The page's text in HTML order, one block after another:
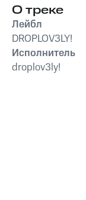
О треке
Лейбл
DROPLOV3LY!
Исполнитель
droplov3ly!